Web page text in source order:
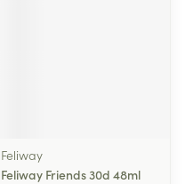
Feliway
Feliway Friends 30d 48ml